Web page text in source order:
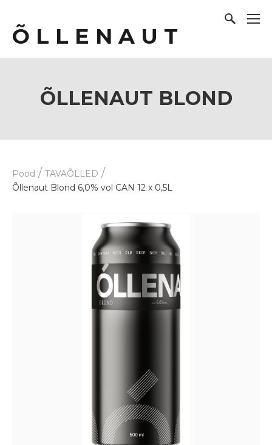
Õ L L E N A U T
ÕLLENAUT BLOND
Pood / TAVAÕLLED /
Õllenaut Blond 6,0% vol CAN 12 x 0,5L